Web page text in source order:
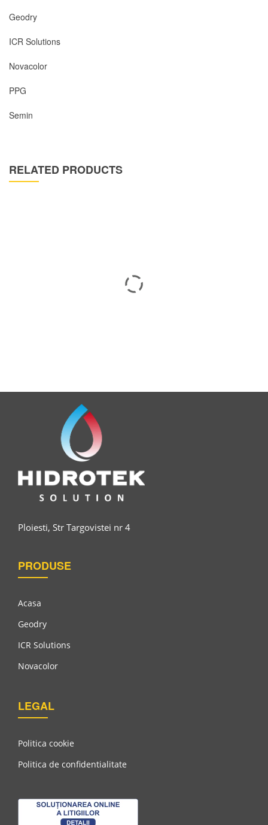
Geodry
ICR Solutions
Novacolor
PPG
Semin
RELATED PRODUCTS
Vopsea Acrilica Pentru Lemn Si Metal Cu Finisaj Satin, CS
Vopsea Acrilica Pentru Lemn Si Metal Cu Finisaj Lucios,
Ploiesti, Str Targovistei nr 4
PRODUSE
Acasa
Geodry
ICR Solutions
Novacolor
LEGAL
Politica cookie
Politica de confidentialitate